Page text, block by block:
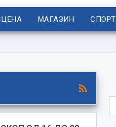
МАГАЗИН СПОРТ